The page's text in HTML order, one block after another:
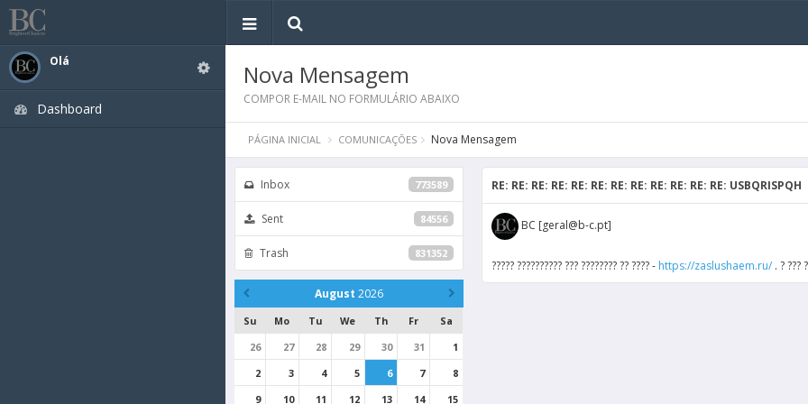
Olá
Dashboard
Nova Mensagem
COMPOR E-MAIL NO FORMULÁRIO ABAIXO
PÁGINA INICIAL COMUNICAÇÕES Nova Mensagem
Inbox 773589
Sent 84556
Trash 831352
August 2026
Su Mo Tu We Th Fr
Sa
26
27 28 29 30 31
1
2
3 4 5 6 7
8
9
10 11 12 13 14
15
RE: RE: RE: RE: RE: RE: RE: RE: RE: RE: RE: RE: USBQRISPQH
BC [geral@b-c.pt]
????? ?????????? ??? ???????? ?? ???? - https://zaslushaem.ru/. ? ???